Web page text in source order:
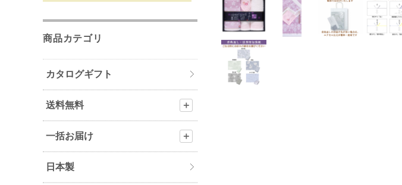
商品カテゴリ
カタログギフト
送料無料 ＋
一括お届け ＋
日本製